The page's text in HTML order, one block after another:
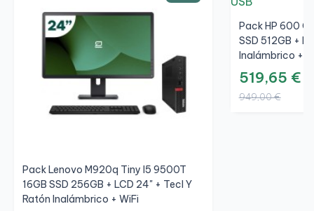
Pack Lenovo M920q Tiny I5 9500T
16GB SSD 256GB + LCD 24" + Tecl Y
Ratón Inalámbrico + WiFi
Pack HP 600
SSD 512GB +
Inalámbrico +
519,65 €
949,00 €